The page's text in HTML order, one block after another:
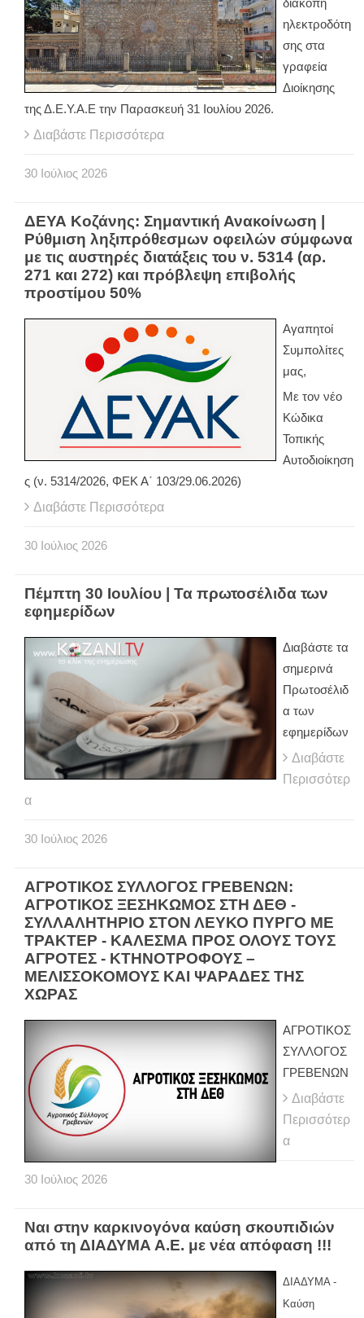
διακοπή
ηλεκτροδότη
σης στα
γραφεία
Διοίκησης
της Δ.Ε.Υ.Α.Ε την Παρασκευή 31 Ιουλίου 2026.
Διαβάστε Περισσότερα
30 Ιούλιος 2026
ΔΕΥΑ Κοζάνης: Σημαντική Ανακοίνωση |
Ρύθμιση ληξιπρόθεσμων οφειλών σύμφωνα
με τις αυστηρές διατάξεις του ν. 5314 (αρ.
271 και 272) και πρόβλεψη επιβολής
προστίμου 50%
Αγαπητοί
Συμπολίτες
μας,
Με τον νέο
Κώδικα
Τοπικής
Αυτοδιοίκηση
ς (ν. 5314/2026, ΦΕΚ Α΄ 103/29.06.2026)
Διαβάστε Περισσότερα
30 Ιούλιος 2026
Πέμπτη 30 Ιουλίου | Τα πρωτοσέλιδα των
εφημερίδων
Διαβάστε τα
σημερινά
Πρωτοσέλιδ
α των
εφημερίδων
Διαβάστε
Περισσότερ
α
30 Ιούλιος 2026
ΑΓΡΟΤΙΚΟΣ ΣΥΛΛΟΓΟΣ ΓΡΕΒΕΝΩΝ:
ΑΓΡΟΤΙΚΟΣ ΞΕΣΗΚΩΜΟΣ ΣΤΗ ΔΕΘ -
ΣΥΛΛΑΛΗΤΗΡΙΟ ΣΤΟΝ ΛΕΥΚΟ ΠΥΡΓΟ ΜΕ
ΤΡΑΚΤΕΡ - ΚΑΛΕΣΜΑ ΠΡΟΣ ΟΛΟΥΣ ΤΟΥΣ
ΑΓΡΟΤΕΣ - ΚΤΗΝΟΤΡΟΦΟΥΣ –
ΜΕΛΙΣΣΟΚΟΜΟΥΣ ΚΑΙ ΨΑΡΑΔΕΣ ΤΗΣ
ΧΩΡΑΣ
ΑΓΡΟΤΙΚΟΣ
ΣΥΛΛΟΓΟΣ
ΓΡΕΒΕΝΩΝ
Διαβάστε
Περισσότερ
α
30 Ιούλιος 2026
Ναι στην καρκινογόνα καύση σκουπιδιών
από τη ΔΙΑΔΥΜΑ Α.Ε. με νέα απόφαση !!!
ΔΙΑΔΥΜΑ -
Καύση